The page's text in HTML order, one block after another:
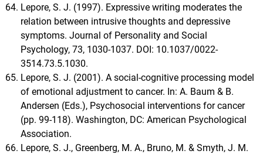
Lepore, S. J. (1997). Expressive writing moderates the
relation between intrusive thoughts and depressive
symptoms. Journal of Personality and Social
Psychology, 73, 1030-1037. DOI: 10.1037/0022-
3514.73.5.1030.
Lepore, S. J. (2001). A social-cognitive processing model
of emotional adjustment to cancer. In: A. Baum & B.
Andersen (Eds.), Psychosocial interventions for cancer
(pp. 99-118). Washington, DC: American Psychological
Association.
Lepore, S. J., Greenberg, M. A., Bruno, M. & Smyth, J. M.